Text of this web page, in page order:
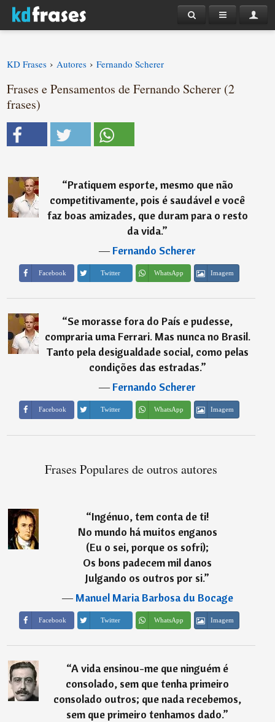
KD Frases › Autores › Fernando Scherer
Frases e Pensamentos de Fernando Scherer (2
frases)
“Pratiquem esporte, mesmo que não
competitivamente, pois é saudável e você
faz boas amizades, que duram para o resto
da vida.”
―Fernando Scherer
Facebook Twitter WhatsApp Imagem
“Se morasse fora do País e pudesse,
compraria uma Ferrari. Mas nunca no Brasil.
Tanto pela desigualdade social, como pelas
condições das estradas.”
―Fernando Scherer
Facebook Twitter WhatsApp Imagem
Frases Populares de outros autores
“Ingénuo, tem conta de ti!
No mundo há muitos enganos
(Eu o sei, porque os sofri);
Os bons padecem mil danos
Julgando os outros por si.”
―Manuel Maria Barbosa du Bocage
Facebook Twitter WhatsApp Imagem
“A vida ensinou-me que ninguém é
consolado, sem que tenha primeiro
consolado outros; que nada recebemos,
sem que primeiro tenhamos dado.”